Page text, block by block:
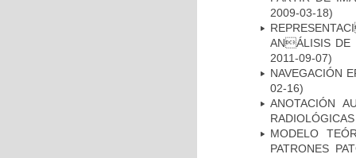
2009-03-18)
ANÁLISIS DE
2011-09-07)
NAVEGACIÓN
02-16)
ANOTACIÓN
MODELO
PATRONES